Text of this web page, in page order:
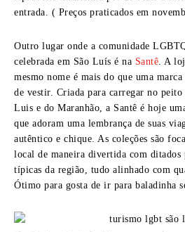
entrada. ( Preços praticados em
Outro lugar onde a comunidade
celebrada em São Luís é na Santê. A
mesmo nome é mais do que uma
de vestir. Criada para carregar no
Luis e do Maranhão, a Santê é hoje
que adoram uma lembrança de suas
autêntico e chique. As coleções são
local de maneira divertida com ditados
típicas da região, tudo alinhado com
Ótimo para gosta de ir para baladinha